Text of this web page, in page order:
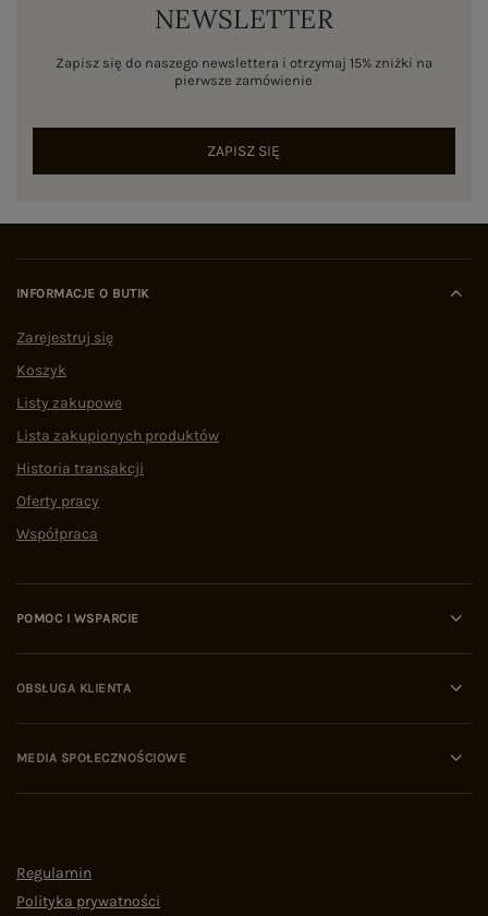
NEWSLETTER
Zapisz się do naszego newslettera i otrzymaj 15% zniżki na
pierwsze zamówienie
ZAPISZ SIĘ
INFORMACJE O BUTIK
Zarejestruj się
Koszyk
Listy zakupowe
Lista zakupionych produktów
Historia transakcji
Oferty pracy
Współpraca
POMOC I WSPARCIE
OBSŁUGA KLIENTA
MEDIA SPOŁECZNOŚCIOWE
Regulamin
Polityka prywatności